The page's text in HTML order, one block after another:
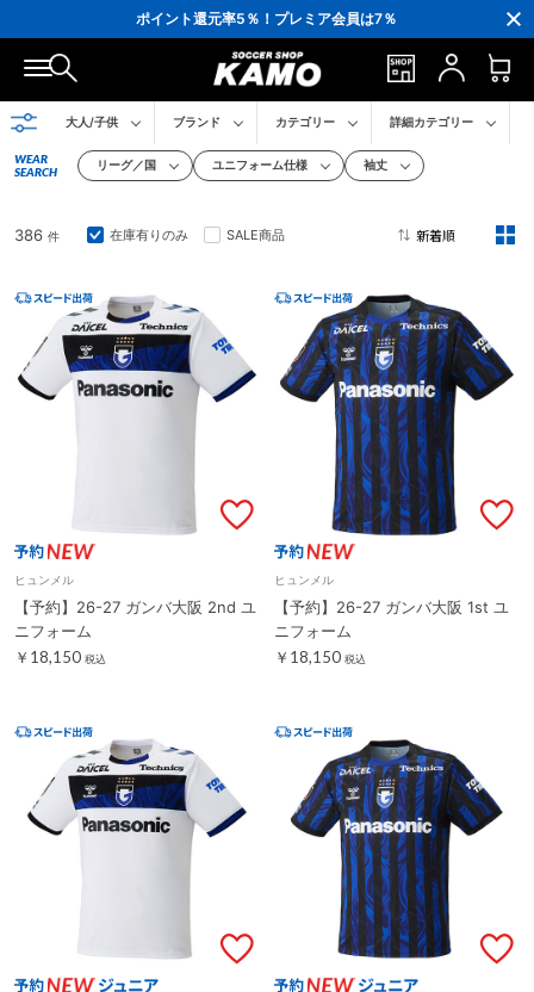
会員の方にはお誕生月に「10％OFFクーポン」プレゼント！
16,000円(税込)以上でシューズケースプレゼント！
3,300円(税込)以上で送料無料！
大人/子供 ブランド カテゴリー 詳細カテゴリー
WEAR
SEARCH
リーグ／国 ユニフォーム仕様 袖丈
386 件 在庫有りのみ SALE商品
ヒュンメル
【予約】26-27 ガンバ大阪 2nd ユ
ニフォーム
￥18,150 税込
ヒュンメル
【予約】26-27 ガンバ大阪 1st ユ
ニフォーム
￥18,150 税込